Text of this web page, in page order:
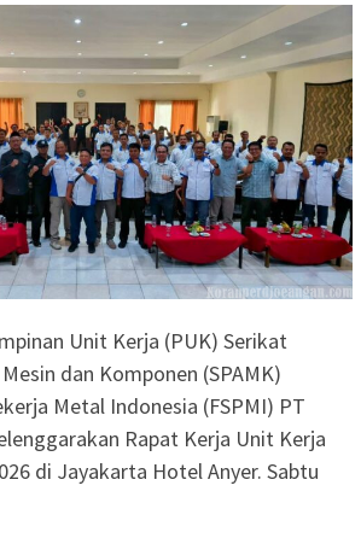
Unit Kerja (PUK) Serikat
dan Komponen (SPAMK)
Metal Indonesia (FSPMI) PT
Rapat Kerja Unit Kerja
di Jayakarta Hotel Anyer. Sabtu